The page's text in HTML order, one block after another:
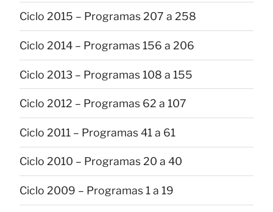
Ciclo 2015 – Programas 207 a 258
Ciclo 2014 – Programas 156 a 206
Ciclo 2013 – Programas 108 a 155
Ciclo 2012 – Programas 62 a 107
Ciclo 2011 – Programas 41 a 61
Ciclo 2010 – Programas 20 a 40
Ciclo 2009 – Programas 1 a 19